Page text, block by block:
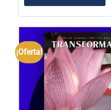
¡Oferta!